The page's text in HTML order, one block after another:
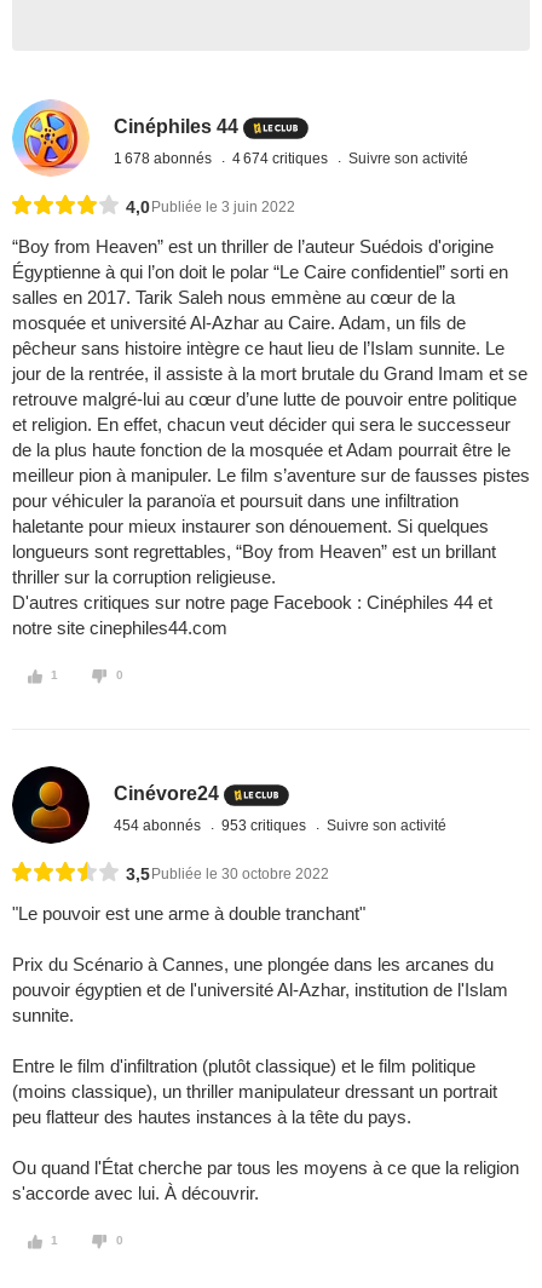
Cinéphiles 44
1 678 abonnés 4 674 critiques Suivre son activité
4,0 Publiée le 3 juin 2022
“Boy from Heaven” est un thriller de l’auteur Suédois d'origine
Égyptienne à qui l’on doit le polar “Le Caire confidentiel” sorti en
salles en 2017. Tarik Saleh nous emmène au cœur de la
mosquée et université Al-Azhar au Caire. Adam, un fils de
pêcheur sans histoire intègre ce haut lieu de l’Islam sunnite. Le
jour de la rentrée, il assiste à la mort brutale du Grand Imam et se
retrouve malgré-lui au cœur d’une lutte de pouvoir entre politique
et religion. En effet, chacun veut décider qui sera le successeur
de la plus haute fonction de la mosquée et Adam pourrait être le
meilleur pion à manipuler. Le film s’aventure sur de fausses pistes
pour véhiculer la paranoïa et poursuit dans une infiltration
haletante pour mieux instaurer son dénouement. Si quelques
longueurs sont regrettables, “Boy from Heaven” est un brillant
thriller sur la corruption religieuse.
D'autres critiques sur notre page Facebook : Cinéphiles 44 et
notre site cinephiles44.com
1 0
Cinévore24
454 abonnés 953 critiques Suivre son activité
3,5 Publiée le 30 octobre 2022
"Le pouvoir est une arme à double tranchant"
Prix du Scénario à Cannes, une plongée dans les arcanes du
pouvoir égyptien et de l'université Al-Azhar, institution de l'Islam
sunnite.
Entre le film d'infiltration (plutôt classique) et le film politique
(moins classique), un thriller manipulateur dressant un portrait
peu flatteur des hautes instances à la tête du pays.
Ou quand l'État cherche par tous les moyens à ce que la religion
s'accorde avec lui. À découvrir.
1 0